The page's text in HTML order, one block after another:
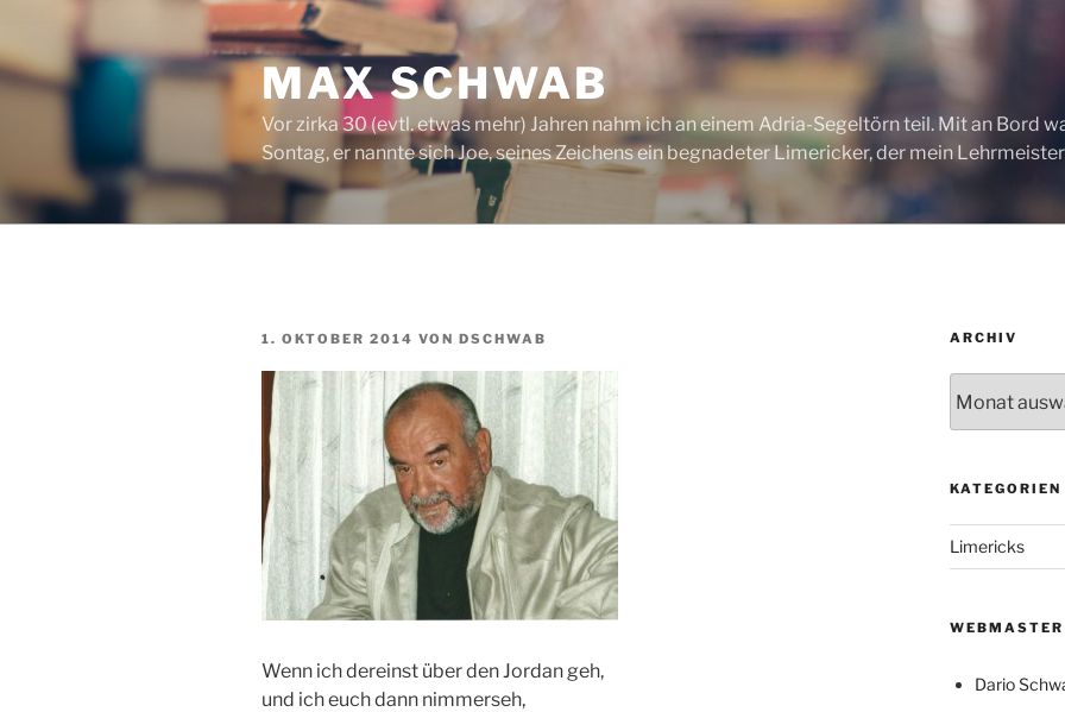
springen
MAX SCHWAB
Vor zirka 30 (evtl. etwas mehr) Jahren nahm ich an einem Adria-Segeltörn teil. Mit an Bord
Sontag, er nannte sich Joe, seines Zeichens ein begnadeter Limericker, der mein
VERÖFFENTLICHT
1. OKTOBER 2014 VON DSCHWAB
Wenn ich dereinst über den Jordan geh,
und ich euch dann nimmerseh,
ARCHIV
KATEGORIEN
Limericks
WEBMASTER
Dario